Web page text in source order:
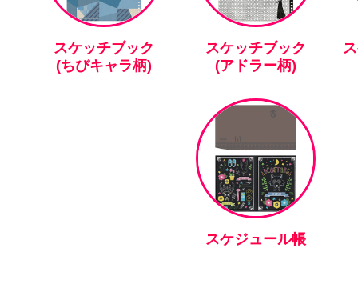
スケッチブック
(ちびキャラ柄)
スケッチブック
(アドラー柄)
スケジュール帳